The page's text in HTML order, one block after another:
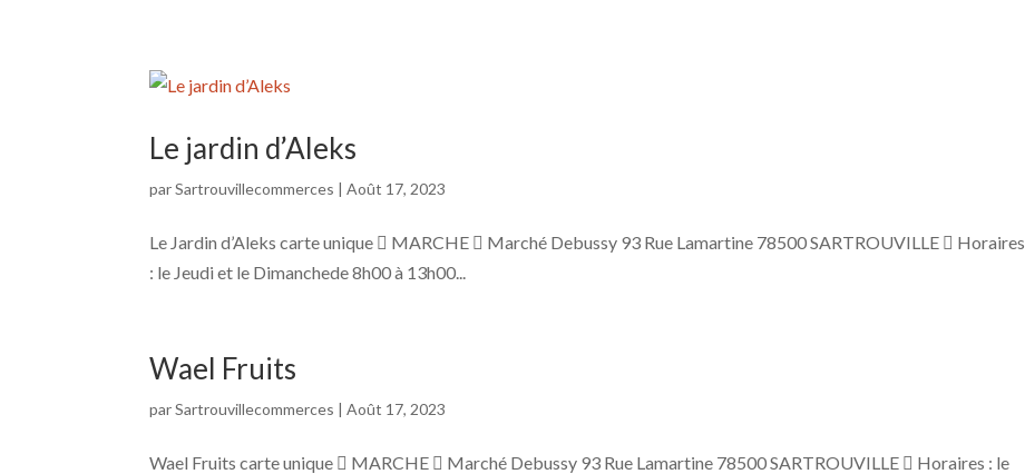
Le jardin d’Aleks
parSartrouvillecommerces |Août 17, 2023
Le Jardin d’Aleks carte unique  MARCHE  Marché Debussy 93 Rue Lamartine 78500 SARTROUVILLE  Horaires
: le Jeudi et le Dimanchede 8h00 à 13h00...
Wael Fruits
parSartrouvillecommerces |Août 17, 2023
Wael Fruits carte unique  MARCHE  Marché Debussy 93 Rue Lamartine 78500 SARTROUVILLE  Horaires : le